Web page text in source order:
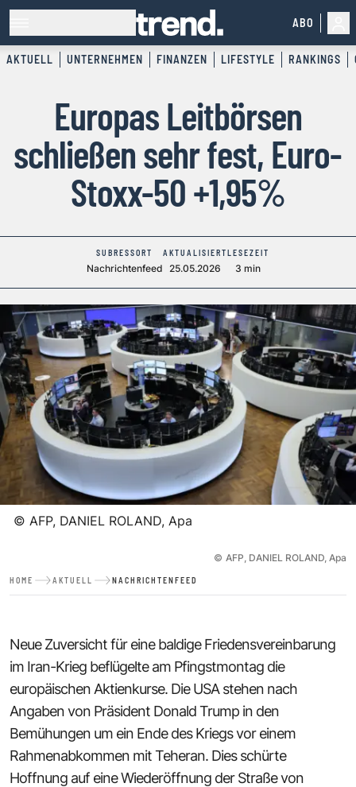
ABO
AKTUELL UNTERNEHMEN FINANZEN LIFESTYLE RANKINGS
Europas Leitbörsen
schließen sehr fest, Euro-
Stoxx-50 +1,95%
SUBRESSORT
Nachrichtenfeed
AKTUALISIERT
25.05.2026
LESEZEIT
3 min
© AFP, DANIEL ROLAND, Apa
© AFP, DANIEL ROLAND, Apa
HOME AKTUELL NACHRICHTENFEED
Neue Zuversicht für eine baldige Friedensvereinbarung
im Iran-Krieg beflügelte am Pfingstmontag die
europäischen Aktienkurse. Die USA stehen nach
Angaben von Präsident Donald Trump in den
Bemühungen um ein Ende des Kriegs vor einem
Rahmenabkommen mit Teheran. Dies schürte
Hoffnung auf eine Wiederöffnung der Straße von